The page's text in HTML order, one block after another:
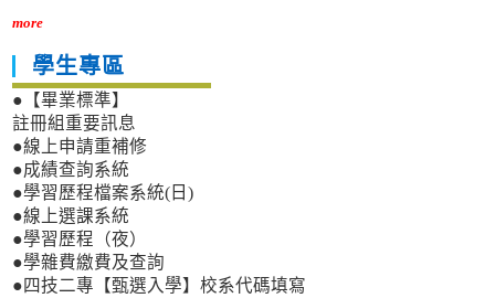
more
學生專區
●【畢業標準】
註冊組重要訊息
●線上申請重補修
●成績查詢系統
●學習歷程檔案系統(日)
●線上選課系統
●學習歷程（夜）
●學雜費繳費及查詢
●四技二專【甄選入學】校系代碼填寫